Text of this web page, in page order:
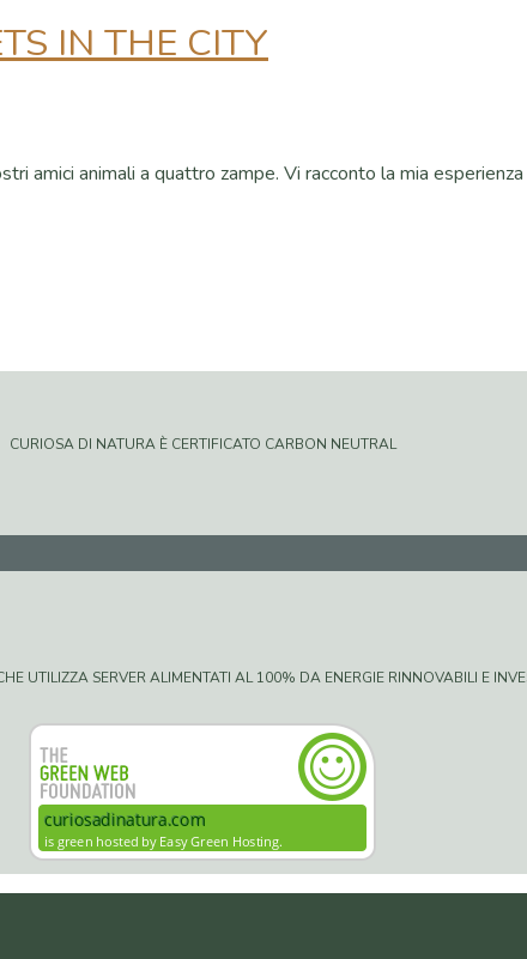
IN THE CITY
amici animali a quattro zampe. Vi racconto la mia
CURIOSA DI NATURA È CERTIFICATO CARBON NEUTRAL
UTILIZZA SERVER ALIMENTATI AL 100% DA ENERGIE RINNOVABILI E